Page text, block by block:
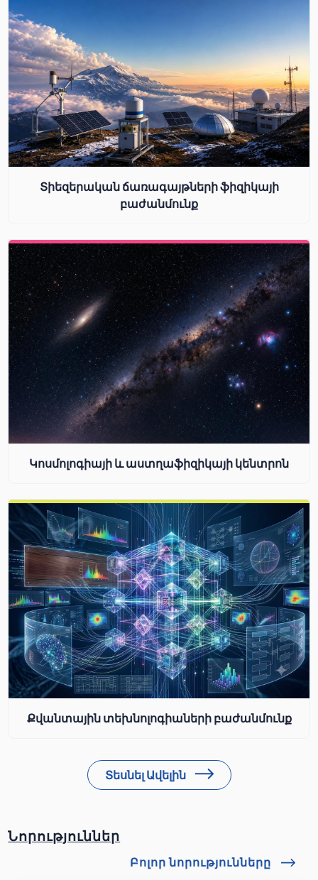
Տիեզերական ճառագայթների ֆիզիկայի
բաժանմունք
Կոսմոլոգիայի և աստղաֆիզիկայի կենտրոն
Քվանտային տեխնոլոգիաների բաժանմունք
Տեսնել Ավելին
Նորություններ
Բոլոր նորությունները